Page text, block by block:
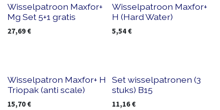
5+1 free
Wisselpatroon Maxfor+
Mg Set 5+1 gratis
27,69 €
Wisselpatroon Maxfor+
H (Hard Water)
5,54 €
Wisselpatron Maxfor+ H
Triopak (anti scale)
15,70 €
Set wisselpatronen (3
stuks) B15
11,16 €